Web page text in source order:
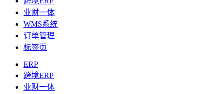
业财一体
WMS系统
订单管理
标签页
ERP
跨境ERP
业财一体